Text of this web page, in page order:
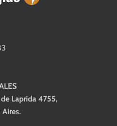
Laprida 4755,